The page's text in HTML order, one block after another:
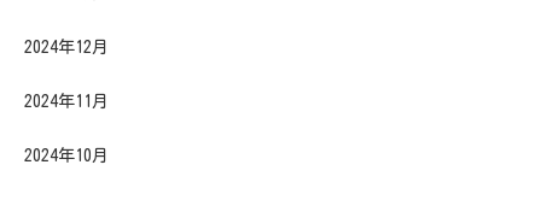
2024年12月
2024年11月
2024年10月